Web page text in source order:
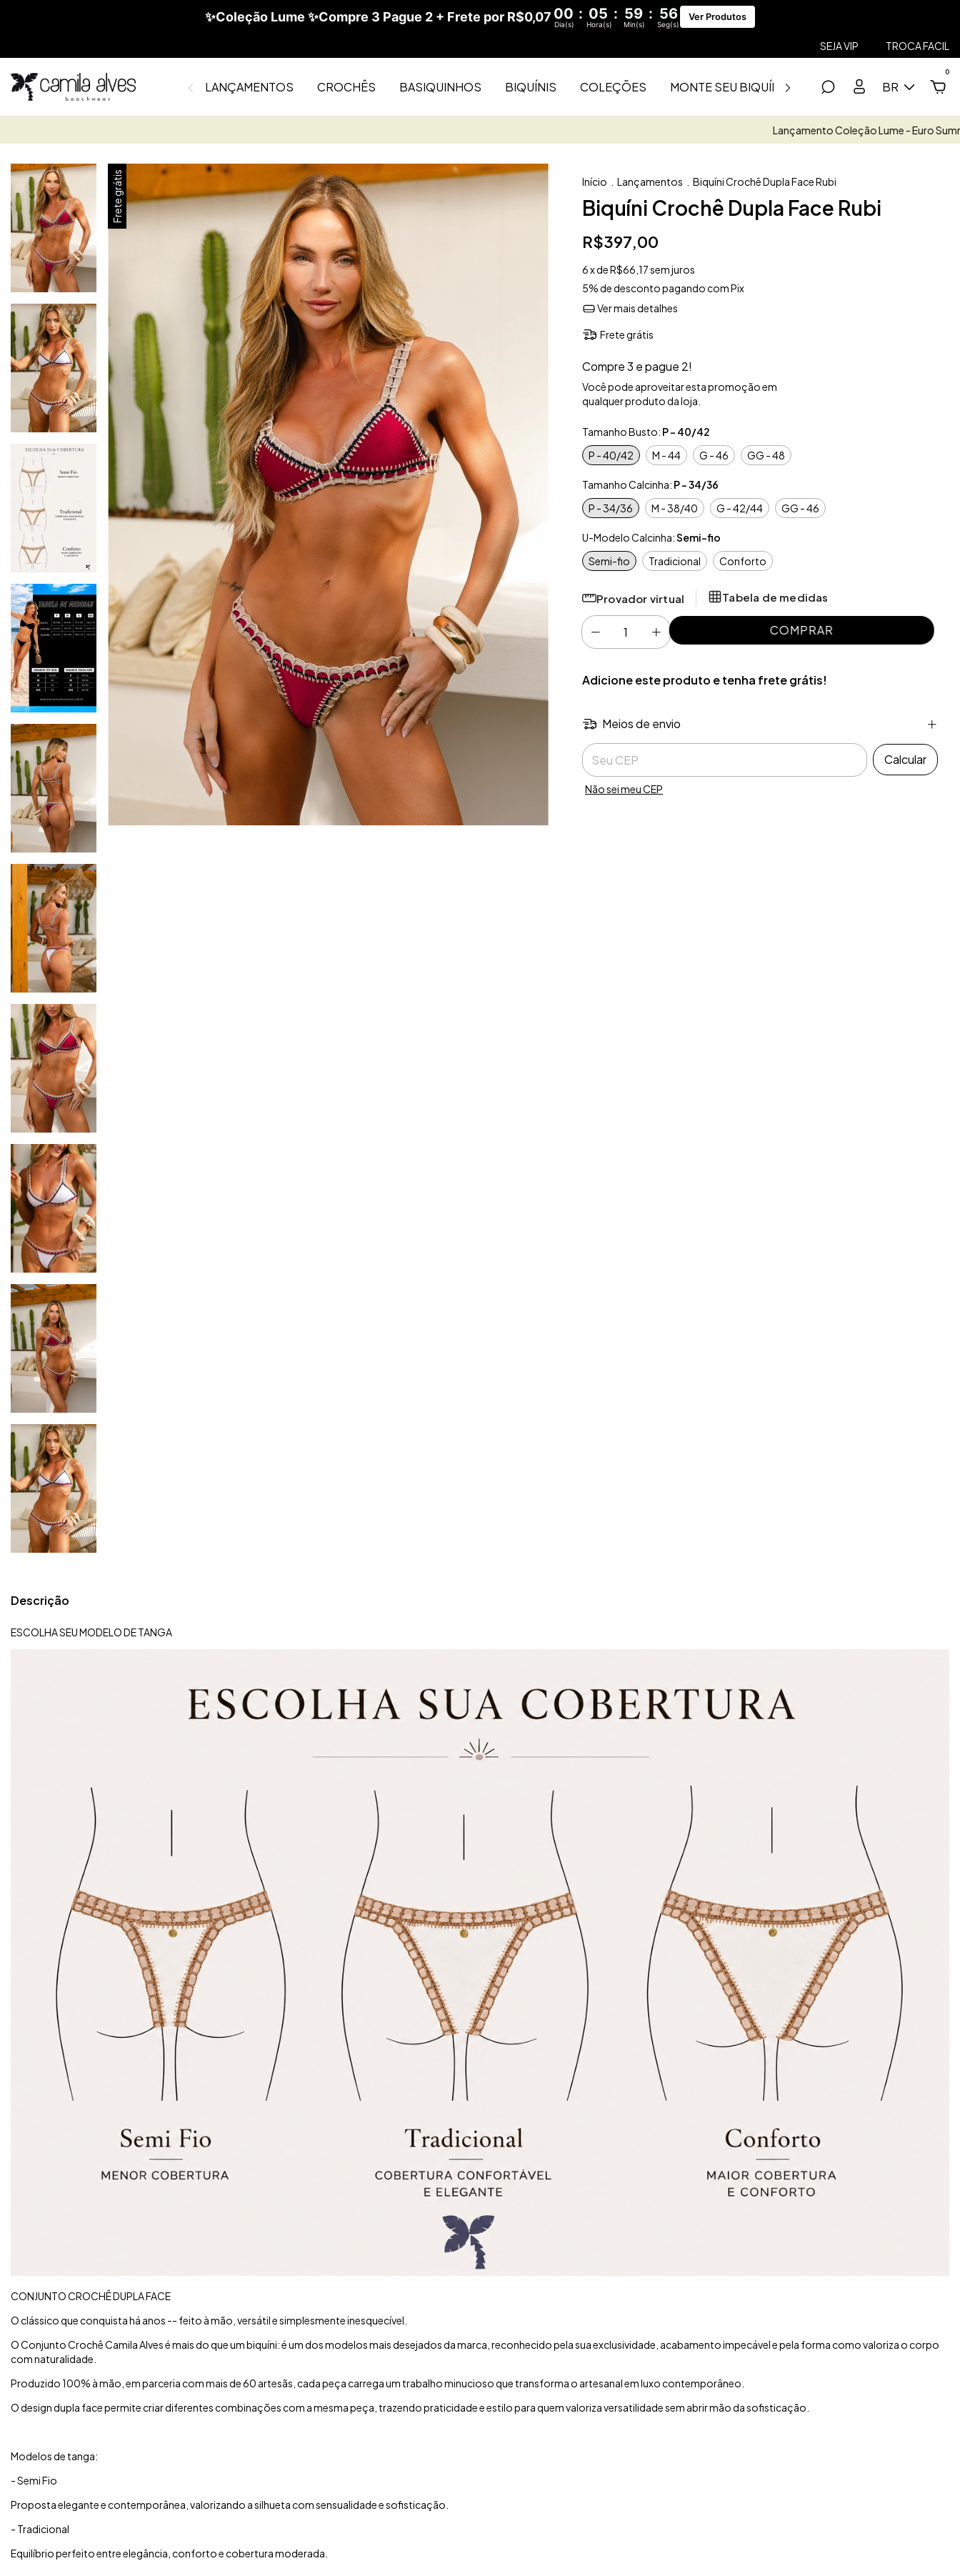
✨Coleção Lume ✨Compre 3 Pague 2 + Frete por R$0,07 00 : 05 : 59 : 54
Dia(s) Hora(s) Min(s) Seg(s)
Ver Produtos
SEJA VIP TROCA FACIL
LANÇAMENTOS CROCHÊS BASIQUINHOS BIQUÍNIS COLEÇÕES MONTE SEU BIQUÍNI SAÍDAS FITNESS
BR
0
Lançamento Coleção Lume - Euro Summer FRETE
Frete grátis Início Lançamentos Biquíni Crochê Dupla Face Rubi
Biquíni Crochê Dupla Face Rubi
R$397,00
6x deR$66,17sem juros
5% de descontopagando com Pix
Ver mais detalhes
Frete grátis
Compre 3 e pague 2!
Você pode aproveitar esta promoção em
qualquer produto da loja.
Tamanho Busto: P - 40/42
P - 40/42
M - 44 G - 46 GG - 48
Tamanho Calcinha: P - 34/36
P - 34/36
M - 38/40 G - 42/44 GG - 46
U-Modelo Calcinha:Semi-fio
Semi-fio
Tradicional Conforto
Provador virtual Tabela de medidas
Adicione este produto etenha frete grátis!
Meios de envio
Entregas para o CEP:
Calcular
Não sei meu CEP
Descrição
ESCOLHA SEU MODELO DE TANGA
CONJUNTO CROCHÊ DUPLA FACE
O clássico que conquista há anos -- feito à mão, versátil e simplesmente inesquecível.
O Conjunto Crochê Camila Alves é mais do que um biquíni: é um dos modelos mais desejados da marca, reconhecido pela sua exclusividade, acabamento impecável e pela forma como valoriza o corpo
com naturalidade.
Produzido 100% à mão, em parceria com mais de 60 artesãs, cada peça carrega um trabalho minucioso que transforma o artesanal em luxo contemporâneo.
O design dupla face permite criar diferentes combinações com a mesma peça, trazendo praticidade e estilo para quem valoriza versatilidade sem abrir mão da sofisticação.
Modelos de tanga:
- Semi Fio
Proposta elegante e contemporânea, valorizando a silhueta com sensualidade e sofisticação.
- Tradicional
Equilíbrio perfeito entre elegância, conforto e cobertura moderada.